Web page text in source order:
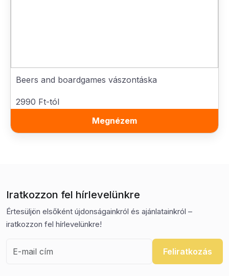
Beers and boardgames vászontáska
2990 Ft-tól
Megnézem
Iratkozzon fel hírlevelünkre
Értesüljön elsőként újdonságainkról és ajánlatainkról –
iratkozzon fel hírlevelünkre!
Feliratkozás